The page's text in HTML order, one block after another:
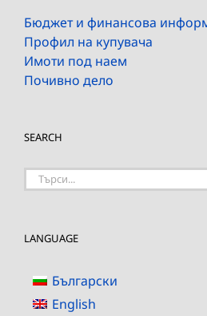
Бюджет и финансова
Профил на купувача
Имоти под наем
Почивно дело
SEARCH
Търсене
LANGUAGE
Български
English